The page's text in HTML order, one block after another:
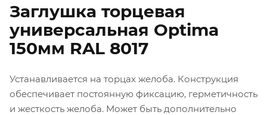
Заглушка торцевая
универсальная Optima
150мм RAL 8017
Устанавливается на торцах желоба. Конструкция
обеспечивает постоянную фиксацию, герметичность
и жесткость желоба. Может быть дополнительно